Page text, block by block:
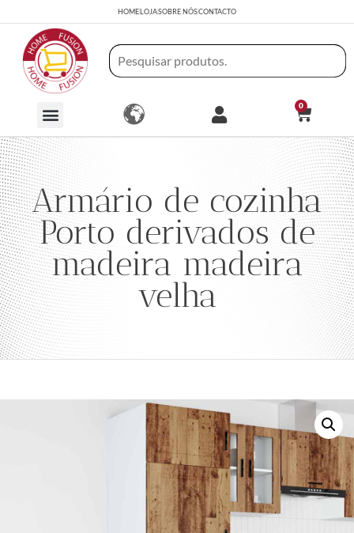
HOMELOJASOBRE NÓSCONTACTO
0
Armário de cozinha
Porto derivados de
madeira madeira
velha